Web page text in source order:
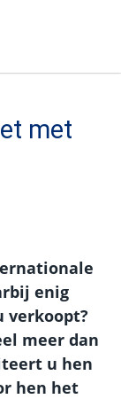
met
enig
verkoopt?
meer dan
u hen
hen het